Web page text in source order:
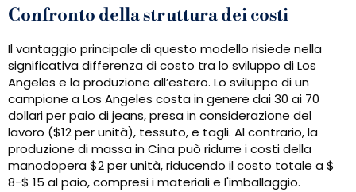
Confronto della struttura dei costi
Il vantaggio principale di questo modello risiede nella
significativa differenza di costo tra lo sviluppo di Los
Angeles e la produzione all’estero. Lo sviluppo di un
campione a Los Angeles costa in genere dai 30 ai 70
dollari per paio di jeans, presa in considerazione del
lavoro ($12 per unità), tessuto, e tagli. Al contrario, la
produzione di massa in Cina può ridurre i costi della
manodopera $2 per unità, riducendo il costo totale a $
8-$ 15 al paio, compresi i materiali e l'imballaggio.